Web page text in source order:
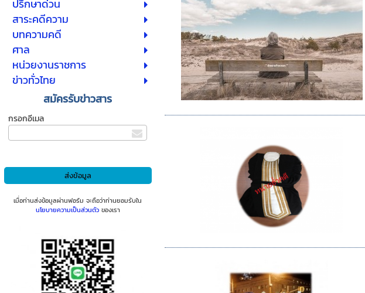
ปรึกษาด่วน
สาระคดีความ
บทความคดี
ศาล
หน่วยงานราชการ
ข่าวทั่วไทย
สมัครรับข่าวสาร
กรอกอีเมล
เมื่อท่านส่งข้อมูลผ่านฟอร์ม จะถือว่าท่านยอมรับใน
นโยบายความเป็นส่วนตัวของเรา